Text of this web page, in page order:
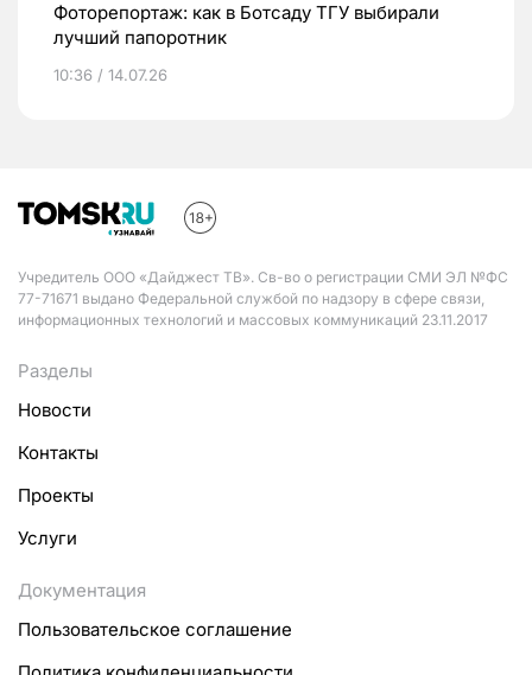
Фоторепортаж: как в Ботсаду ТГУ выбирали
лучший папоротник
10:36 / 14.07.26
Учредитель ООО «Дайджест ТВ». Св-во о регистрации СМИ ЭЛ №ФС
77-71671 выдано Федеральной службой по надзору в сфере связи,
информационных технологий и массовых коммуникаций 23.11.2017
Разделы
Новости
Контакты
Проекты
Услуги
Документация
Пользовательское соглашение